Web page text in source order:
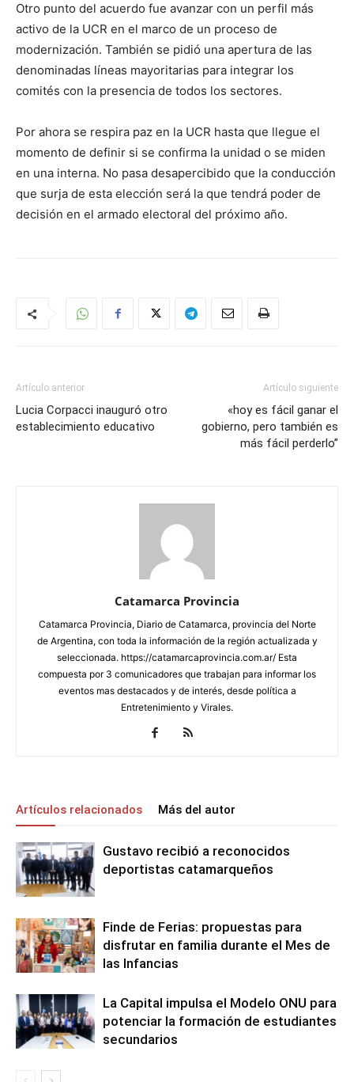
Otro punto del acuerdo fue avanzar con un perfil más
activo de la UCR en el marco de un proceso de
modernización. También se pidió una apertura de las
denominadas líneas mayoritarias para integrar los
comités con la presencia de todos los sectores.
Por ahora se respira paz en la UCR hasta que llegue el
momento de definir si se confirma la unidad o se miden
en una interna. No pasa desapercibido que la conducción
que surja de esta elección será la que tendrá poder de
decisión en el armado electoral del próximo año.
Artículo anterior
Lucia Corpacci inauguró otro
establecimiento educativo
Artículo siguiente
«hoy es fácil ganar el
gobierno, pero también es
más fácil perderlo”
Catamarca Provincia
Catamarca Provincia, Diario de Catamarca, provincia del Norte
de Argentina, con toda la información de la región actualizada y
seleccionada. https://catamarcaprovincia.com.ar/ Esta
compuesta por 3 comunicadores que trabajan para informar los
eventos mas destacados y de interés, desde política a
Entretenimiento y Virales.
Artículos relacionados Más del autor
Gustavo recibió a reconocidos
deportistas catamarqueños
Finde de Ferias: propuestas para
disfrutar en familia durante el Mes de
las Infancias
La Capital impulsa el Modelo ONU para
potenciar la formación de estudiantes
secundarios